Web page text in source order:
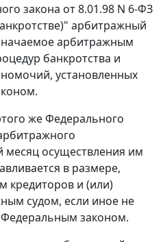
закона от 8.01.98 N 6-ФЗ
арбитражный
арбитражным
банкротства и
установленных
же Федерального
осуществления им
в размере,
кредиторов и (или)
судом, если иное не
законом.